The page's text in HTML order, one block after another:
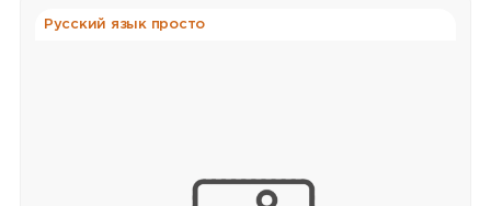
Русский язык просто